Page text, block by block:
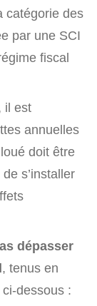
catégorie des
par une SCI
fiscal
il est
annuelles
doit être
s’installer
dépasser
, tenus en
dessous :